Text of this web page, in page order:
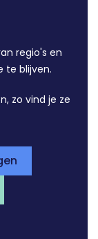
regio's en
te blijven.
zo vind je ze